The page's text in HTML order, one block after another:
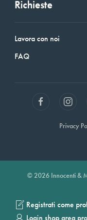
Richieste
Lavora con noi
FAQ
Privacy
© 2026 Innocenti &
Registrati come